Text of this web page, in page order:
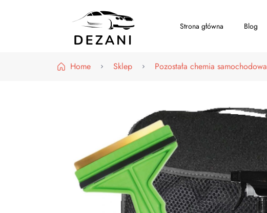
Strona główna Blog
Home Sklep Pozostała chemia samochodowa